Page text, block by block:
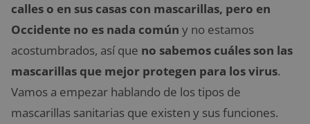
calles o en sus casas con mascarillas, pero en
Occidente no es nada común y no estamos
acostumbrados, así que no sabemos cuáles son las
mascarillas que mejor protegen para los virus.
Vamos a empezar hablando de los tipos de
mascarillas sanitarias que existen y sus funciones.